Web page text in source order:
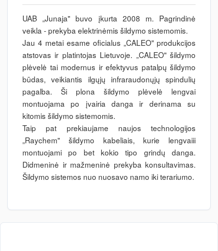
UAB „Junaja" buvo įkurta 2008 m. Pagrindinė
veikla - prekyba elektrinėmis šildymo sistemomis.
Jau 4 metai esame oficialus „CALEO" produkcijos
atstovas ir platintojas Lietuvoje. „CALEO" šildymo
plėvelė tai modernus ir efektyvus patalpų šildymo
būdas, veikiantis ilgųjų infraraudonųjų spindulių
pagalba. Ši plona šildymo plėvelė lengvai
montuojama po įvairia danga ir derinama su
kitomis šildymo sistemomis.
Taip pat prekiaujame naujos technologijos
„Raychem" šildymo kabeliais, kurie lengvaiii
montuojami po bet kokio tipo grindų danga.
Didmeninė ir mažmeninė prekyba konsultavimas.
Šildymo sistemos nuo nuosavo namo iki terariumo.